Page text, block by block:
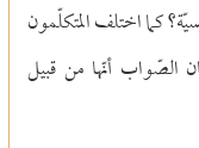
كما اختلف المتكلّمون
الصّواب أنّها من قبيل